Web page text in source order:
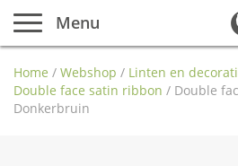
Menu
Home / Webshop / Linten en
Double face satin ribbon / Double
Donkerbruin